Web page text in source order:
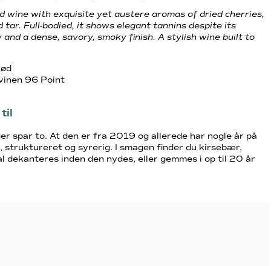
wine with exquisite yet austere aromas of dried cherries,
Full-bodied, it shows elegant tannins despite its
a dense, savory, smoky finish. A stylish wine built to
96 Point
til
spar to. At den er fra 2019 og allerede har nogle år på
struktureret og syrerig. I smagen finder du kirsebær,
inden den nydes, eller gemmes i op til 20 år